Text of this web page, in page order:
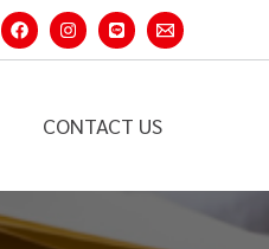
CONTACT US